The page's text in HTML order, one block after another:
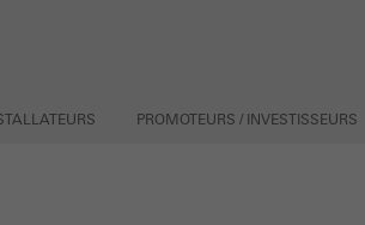
PROMOTEURS / INVESTISSEURS